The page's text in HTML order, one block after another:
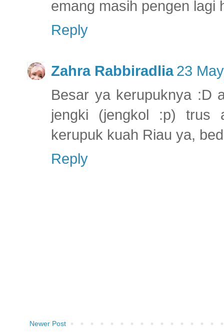
emang masih pengen lagi
Reply
Zahra Rabbiradlia 23
Besar ya kerupuknya :D
jengki (jengkol :p) trus
kerupuk kuah Riau ya,
Reply
Newer Post